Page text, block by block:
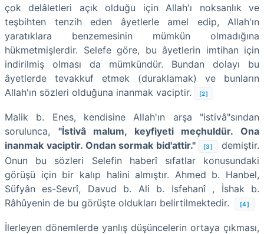
çok delâletleri açık olduğu için Allah'ı noksanlık ve
teşbihten tenzih eden âyetlerle amel edip, Allah'ın
yaratıklara benzemesinin mümkün olmadığına
hükmetmişlerdir. Selefe göre, bu âyetlerin imtihan için
indirilmiş olması da mümkündür. Bundan dolayı bu
âyetlerde tevakkuf etmek (duraklamak) ve bunların
Allah'ın sözleri olduğuna inanmak vaciptir.
[2]
Malik b. Enes, kendisine Allah'ın arşa "istivâ"sından
sorulunca, "İstivâ malum, keyfiyeti meçhuldür. Ona
inanmak vaciptir. Ondan sormak bid'attir."
[3]
demiştir.
Onun bu sözleri Selefin haberî sıfatlar konusundaki
görüşü için bir kalıp halini almıştır. Ahmed b. Hanbel,
Süfyân es-Sevrî, Davud b. Ali b. Isfehanî , İshak b.
Râhûyenin de bu görüşte oldukları belirtilmektedir.
[4]
İlerleyen dönemlerde yanlış düşüncelerin ortaya çıkması,